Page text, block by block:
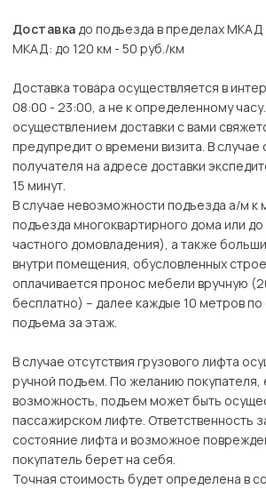
Доставкадо подъезда в пределах МКАД
МКАД: до 120 км - 50 руб./км
Доставка товара осуществляется в
08:00 - 23:00, а не к определенному
осуществлением доставки с вами
предупредит о времени визита. В случае
получателя на адресе доставки
15 минут.
В случае невозможности подъезда а/м к
подъезда многоквартирного дома или
частного домовладения), а также
внутри помещения, обусловленных
оплачивается пронос мебели вручную
бесплатно) – далее каждые 10 метров по
подъема за этаж.
В случае отсутствия грузового лифта
ручной подъем. По желанию покупателя,
возможность, подъем может быть
пассажирском лифте. Ответственность
состояние лифта и возможное
покупатель берет на себя.
Точная стоимость будет определена в